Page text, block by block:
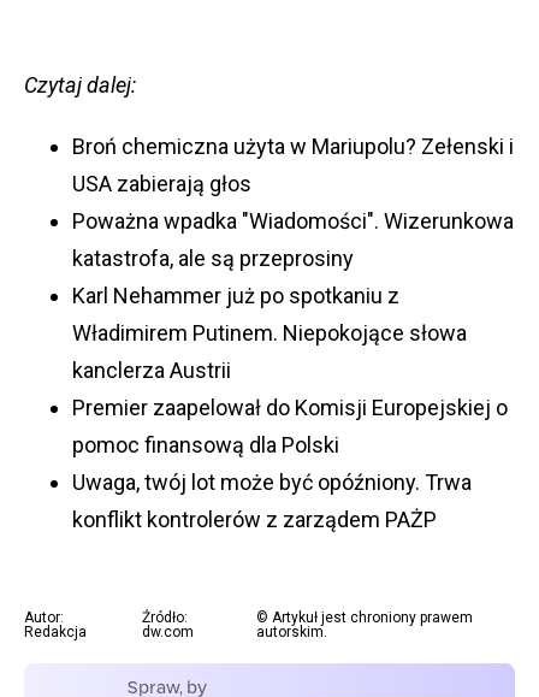
Czytaj dalej:
Broń chemiczna użyta w Mariupolu? Zełenski i
USA zabierają głos
Poważna wpadka "Wiadomości". Wizerunkowa
katastrofa, ale są przeprosiny
Karl Nehammer już po spotkaniu z
Władimirem Putinem. Niepokojące słowa
kanclerza Austrii
Premier zaapelował do Komisji Europejskiej o
pomoc finansową dla Polski
Uwaga, twój lot może być opóźniony. Trwa
konflikt kontrolerów z zarządem PAŻP
Autor:
Redakcja
Źródło:
dw.com
© Artykuł jest chroniony prawem
autorskim.